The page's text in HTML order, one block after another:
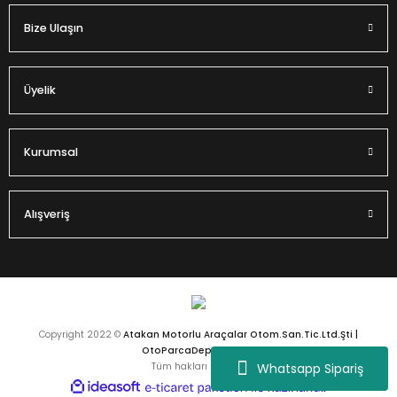
Whatsapp Sipariş
Gönder
Bize Ulaşın
Üyelik
Kurumsal
Alışveriş
Copyright 2022 © Atakan Motorlu Araçalar Otom.San.Tic.Ltd.Şti |
OtoParcaDeposu.com
Tüm hakları saklıdır.
ideasoft